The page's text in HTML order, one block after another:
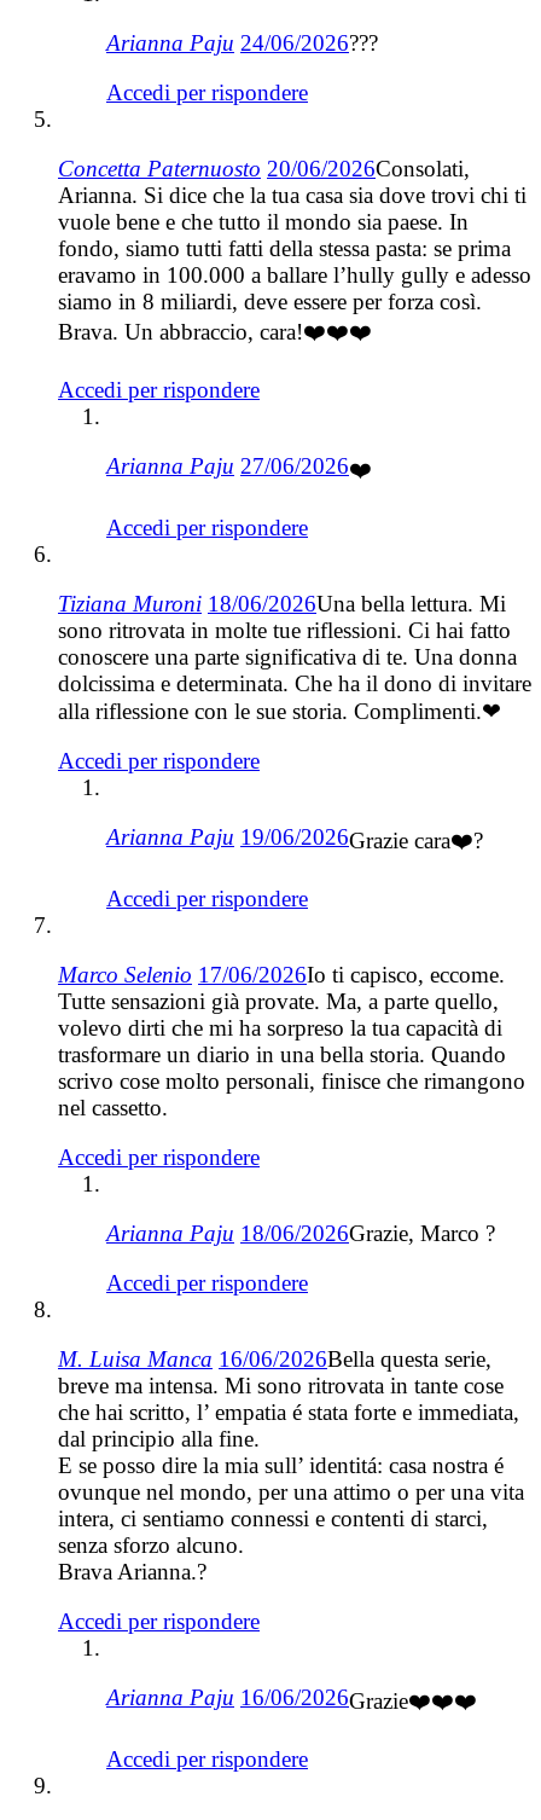
Arianna Paju 24/06/2026???
Accedi per rispondere
Concetta Paternuosto 20/06/2026Consolati,
Arianna. Si dice che la tua casa sia dove trovi chi ti
vuole bene e che tutto il mondo sia paese. In
fondo, siamo tutti fatti della stessa pasta: se prima
eravamo in 100.000 a ballare l’hully gully e adesso
siamo in 8 miliardi, deve essere per forza così.
Brava. Un abbraccio, cara!❤️❤️❤️
Accedi per rispondere
Arianna Paju 27/06/2026❤️
Accedi per rispondere
Tiziana Muroni 18/06/2026Una bella lettura. Mi
sono ritrovata in molte tue riflessioni. Ci hai fatto
conoscere una parte significativa di te. Una donna
dolcissima e determinata. Che ha il dono di invitare
alla riflessione con le sue storia. Complimenti.❤
Accedi per rispondere
Arianna Paju 19/06/2026Grazie cara❤️?
Accedi per rispondere
Marco Selenio 17/06/2026Io ti capisco, eccome.
Tutte sensazioni già provate. Ma, a parte quello,
volevo dirti che mi ha sorpreso la tua capacità di
trasformare un diario in una bella storia. Quando
scrivo cose molto personali, finisce che rimangono
nel cassetto.
Accedi per rispondere
Arianna Paju 18/06/2026Grazie, Marco ?
Accedi per rispondere
M. Luisa Manca 16/06/2026Bella questa serie,
breve ma intensa. Mi sono ritrovata in tante cose
che hai scritto, l’ empatia é stata forte e immediata,
dal principio alla fine.
E se posso dire la mia sull’ identitá: casa nostra é
ovunque nel mondo, per una attimo o per una vita
intera, ci sentiamo connessi e contenti di starci,
senza sforzo alcuno.
Brava Arianna.?
Accedi per rispondere
Arianna Paju 16/06/2026Grazie❤️❤️❤️
Accedi per rispondere